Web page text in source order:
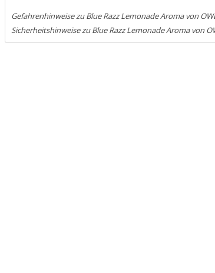
Gefahrenhinweise zu Blue Razz Lemonade Aroma von
Sicherheitshinweise zu Blue Razz Lemonade Aroma von